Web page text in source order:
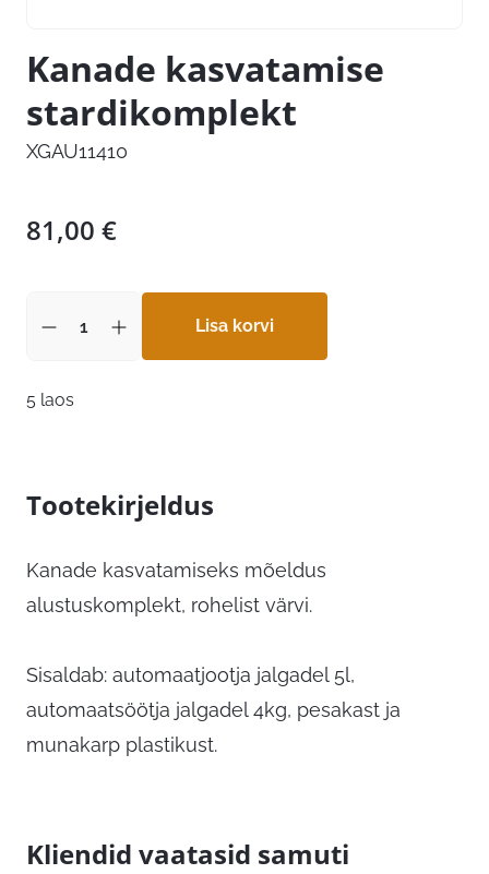
Kanade kasvatamise
stardikomplekt
XGAU11410
81,00 €
Lisa korvi
5 laos
Tootekirjeldus
Kanade kasvatamiseks mõeldus
alustuskomplekt, rohelist värvi.
Sisaldab: automaatjootja jalgadel 5l,
automaatsöötja jalgadel 4kg, pesakast ja
munakarp plastikust.
Kliendid vaatasid samuti